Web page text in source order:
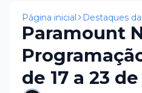
Página inicial Destaques
Paramount
de 17 a 23